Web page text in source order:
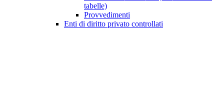
tabelle)
Provvedimenti
Enti di diritto privato controllati